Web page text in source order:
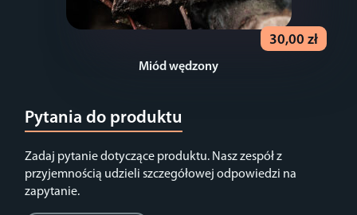
30,00 zł
Miód wędzony
Pytania do produktu
Zadaj pytanie dotyczące produktu. Nasz zespół z
przyjemnością udzieli szczegółowej odpowiedzi na
zapytanie.